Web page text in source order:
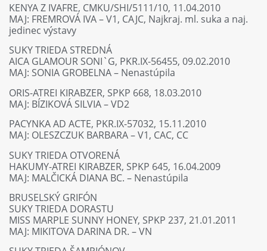
KENYA Z IVAFRE, CMKU/SHI/5111/10, 11.04.2010
MAJ: FREMROVÁ IVA – V1, CAJC, Najkraj. ml. suka a naj.
jedinec výstavy
SUKY TRIEDA STREDNÁ
AICA GLAMOUR SONI`G, PKR.IX-56455, 09.02.2010
MAJ: SONIA GROBELNA – Nenastúpila
ORIS-ATREI KIRABZER, SPKP 668, 18.03.2010
MAJ: BÍZIKOVÁ SILVIA – VD2
PACYNKA AD ACTE, PKR.IX-57032, 15.11.2010
MAJ: OLESZCZUK BARBARA – V1, CAC, CC
SUKY TRIEDA OTVORENÁ
HAKUMY-ATREI KIRABZER, SPKP 645, 16.04.2009
MAJ: MALČICKÁ DIANA BC. – Nenastúpila
BRUSELSKÝ GRIFÓN
SUKY TRIEDA DORASTU
MISS MARPLE SUNNY HONEY, SPKP 237, 21.01.2011
MAJ: MIKITOVA DARINA DR. – VN